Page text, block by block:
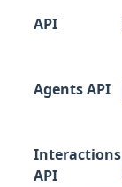
API
Agents API
Interactions
API